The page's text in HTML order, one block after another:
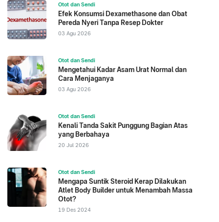
Otot dan Sendi
Efek Konsumsi Dexamethasone dan Obat
Pereda Nyeri Tanpa Resep Dokter
03 Agu 2026
Otot dan Sendi
Mengetahui Kadar Asam Urat Normal dan
Cara Menjaganya
03 Agu 2026
Otot dan Sendi
Kenali Tanda Sakit Punggung Bagian Atas
yang Berbahaya
20 Jul 2026
Otot dan Sendi
Mengapa Suntik Steroid Kerap Dilakukan
Atlet Body Builder untuk Menambah Massa
Otot?
19 Des 2024